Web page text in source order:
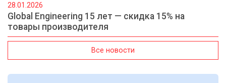
28.01.2026
Global Engineering 15 лет — скидка 15% на
товары производителя
Все новости